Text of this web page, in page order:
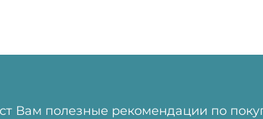
Вам полезные рекомендации по